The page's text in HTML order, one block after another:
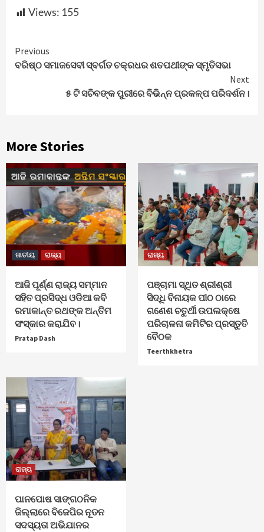
Views: 155
Continue
Reading
Previous
ବରିଷ୍ଠ ସମାଜସେବୀ ସ୍ବର୍ଗତ ଚକ୍ରଧର ଶତପଥୀଙ୍କ ସ୍ମୃତିସଭା
Next
୫ ଟି ସଚିବଙ୍କ ପୁରୀରେ ବିଭିନ୍ନ ପ୍ରକଳ୍ପ ପରିଦର୍ଶନ।
More Stories
ଜାତୀୟ ରାଜ୍ୟ
ଆଜି ପୂର୍ଣ୍ଣ ରାଜ୍ୟ ସମ୍ମାନ
ସହିତ ପ୍ରସିଦ୍ଧ ଓଡିଆ କବି
ରମାକାନ୍ତ ରଥଙ୍କ ଅନ୍ତିମ
ସଂସ୍କାର କରାଯିବ।
Pratap Dash
ରାଜ୍ୟ
ପଞ୍ଚାମା ସ୍ଥିତ ଶ୍ରୀଶ୍ରୀ
ସିଦ୍ଧି ବିନାୟକ ପୀଠ ଠାରେ
ଗଣେଶ ଚତୁର୍ଥୀ ଉପଲକ୍ଷେ
ପରିଚାଳନା କମିଟିର ପ୍ରସ୍ତୁତି
ବୈଠକ
Teerthkhetra
ରାଜ୍ୟ
ପାନପୋଷ ସାଙ୍ଗଠନିକ
ଜିଲ୍ଲାରେ ବିଜେପିର ନୂତନ
ସଦସ୍ୟତା ଅଭିଯାନର